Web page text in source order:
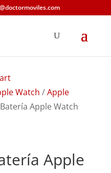
Watch /Apple
Apple Watch
Apple